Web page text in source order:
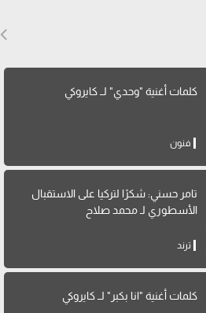
كلمات أغنية "وحدي" لــ كايروكي
فنون
تامر حسني: شكرًا لتركيا على الاستقبال
الأسطوري لـ محمد صلاح
ترند
كلمات أغنية "انا بكبر" لــ كايروكي